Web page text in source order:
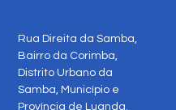
Rua Direita da Samba,
Bairro da Corimba,
Distrito Urbano da
Samba, Município e
Província de Luanda.